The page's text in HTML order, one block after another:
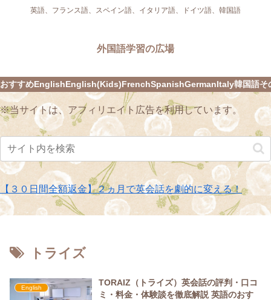
英語、フランス語、スペイン語、イタリア語、ドイツ語、韓国語
外国語学習の広場
おすすめEnglishEnglish(Kids)FrenchSpanishGermanItaly韓国語そ
※当サイトは、アフィリエイト広告を利用しています。
【３０日間全額返金】２ヵ月で英会話を劇的に変える！
トライズ
English
TORAIZ（トライズ）英会話の評判・口コ
ミ・料金・体験談を徹底解説 英語のおす